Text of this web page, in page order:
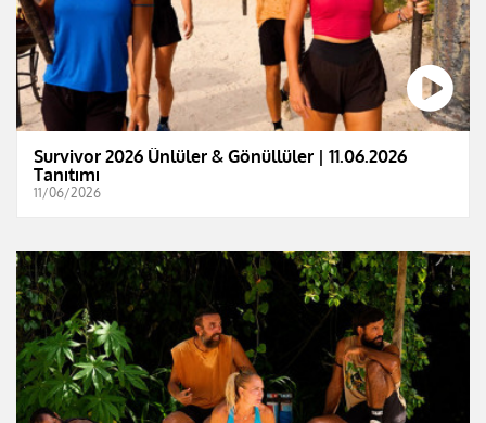
Survivor 2026 Ünlüler & Gönüllüler | 11.06.2026
Tanıtımı
11/06/2026